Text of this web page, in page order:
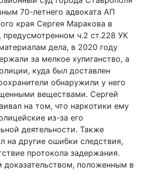
70-летнего адвоката АП
края Сергея Маракова в
предусмотренном ч.2 ст.228 УК
дела, в 2020 году
за мелкое хулиганство, а
куда был доставлен
обнаружили у него
веществами. Сергей
на том, что наркотики ему
из-за его
деятельности. Также
на другие ошибки следствия,
протокола задержания.
доказательством, положенным в